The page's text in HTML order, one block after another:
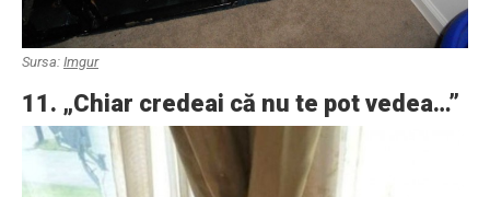
Sursa: Imgur
11. „Chiar credeai că nu te pot vedea…”